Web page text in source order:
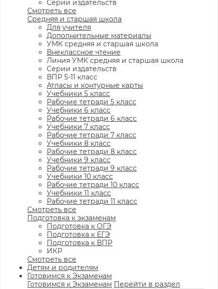
Серии издательств
Смотреть все
Средняя и старшая школа
Для учителя
Дополнительные материалы
УМК средняя и старшая школа
Внеклассное чтение
Линия УМК средняя и старшая школа
Серии издательств
ВПР 5-11 класс
Атласы и контурные карты
Учебники 5 класс
Рабочие тетради 5 класс
Учебники 6 класс
Рабочие тетради 6 класс
Учебники 7 класс
Рабочие тетради 7 класс
Учебники 8 класс
Рабочие тетради 8 класс
Учебники 9 класс
Рабочие тетради 9 класс
Учебники 10 класс
Рабочие тетради 10 класс
Учебники 11 класс
Рабочие тетради 11 класс
Смотреть все
Подготовка к экзаменам
Подготовка к ОГЭ
Подготовка к ЕГЭ
Подготовка к ВПР
ИКР
Смотреть все
Детям и родителям
Готовимся к Экзаменам
Готовимся к Экзаменам Перейти в раздел